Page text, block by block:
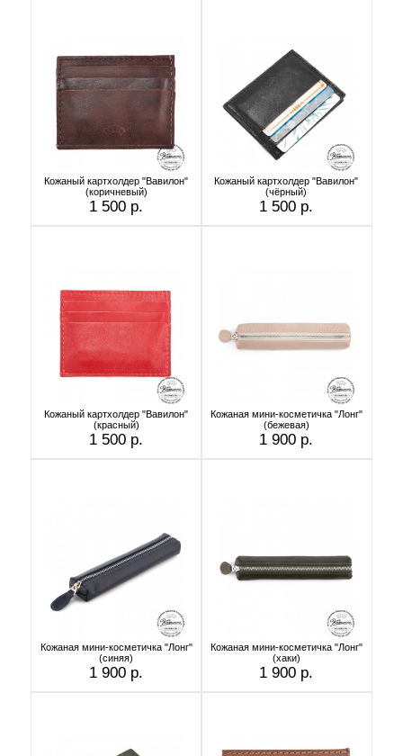
Кожаный картхолдер "Вавилон"
(коричневый)
1 500 р.
Кожаный картхолдер "Вавилон"
(чёрный)
1 500 р.
Кожаный картхолдер "Вавилон"
(красный)
1 500 р.
Кожаная мини-косметичка "Лонг"
(бежевая)
1 900 р.
Кожаная мини-косметичка "Лонг"
(cиняя)
1 900 р.
Кожаная мини-косметичка "Лонг"
(хаки)
1 900 р.